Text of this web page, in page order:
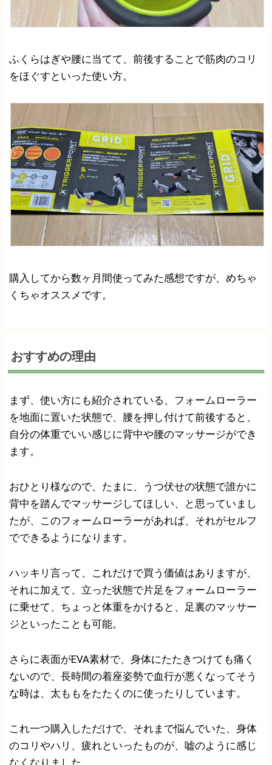
ふくらはぎや腰に当てて、前後することで筋肉のコリ
をほぐすといった使い方。
購入してから数ヶ月間使ってみた感想ですが、めちゃ
くちゃオススメです。
おすすめの理由
まず、使い方にも紹介されている、フォームローラー
を地面に置いた状態で、腰を押し付けて前後すると、
自分の体重でいい感じに背中や腰のマッサージができ
ます。
おひとり様なので、たまに、うつ伏せの状態で誰かに
背中を踏んでマッサージしてほしい、と思っていまし
たが、このフォームローラーがあれば、それがセルフ
でできるようになります。
ハッキリ言って、これだけで買う価値はありますが、
それに加えて、立った状態で片足をフォームローラー
に乗せて、ちょっと体重をかけると、足裏のマッサー
ジといったことも可能。
さらに表面がEVA素材で、身体にたたきつけても痛く
ないので、長時間の着座姿勢で血行が悪くなってそう
な時は、太ももをたたくのに使ったりしています。
これ一つ購入しただけで、それまで悩んでいた、身体
のコリやハリ、疲れといったものが、嘘のように感じ
なくなりました。